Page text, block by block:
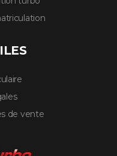
de vente